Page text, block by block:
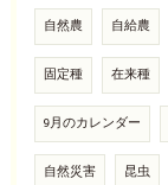
自然農 自給農
固定種 在来種
9月のカレンダー
自然災害 昆虫